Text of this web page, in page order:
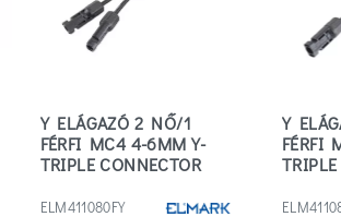
Y ELÁGAZÓ 2 NŐ/1
FÉRFI MC4 4-6MM Y-
TRIPLE CONNECTOR
ELM411080FY
Y
FÉRFI